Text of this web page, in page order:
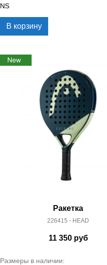
NS
В корзину
Ракетка
226415 - HEAD
11 350руб
Размеры в наличии: